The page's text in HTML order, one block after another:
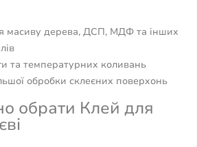
масиву дерева, ДСП, МДФ та інших
та температурних коливань
обробки склеєних поверхонь
обрати Клей для